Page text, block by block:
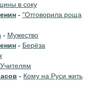
в соку
- "Отговорила роща
- Мужество
- Берёза
Учителям
- Кому на Руси жить